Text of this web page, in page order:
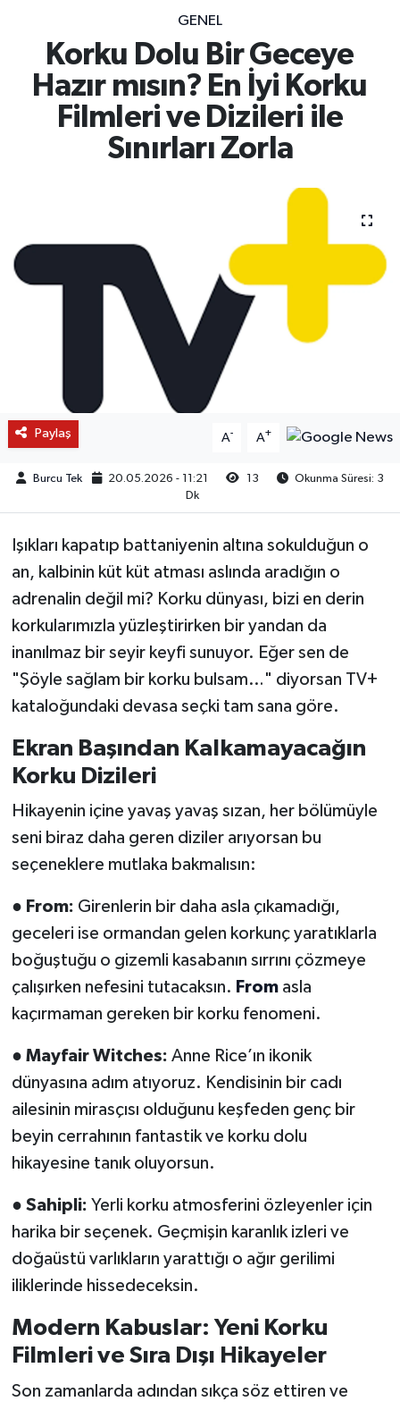
GENEL
Korku Dolu Bir Geceye
Hazır mısın? En İyi Korku
Filmleri ve Dizileri ile
Sınırları Zorla
Paylaş A- A+
Burcu Tek 20.05.2026 - 11:21 13
Okunma Süresi: 3
Dk
Işıkları kapatıp battaniyenin altına sokulduğun o
an, kalbinin küt küt atması aslında aradığın o
adrenalin değil mi? Korku dünyası, bizi en derin
korkularımızla yüzleştirirken bir yandan da
inanılmaz bir seyir keyfi sunuyor. Eğer sen de
"Şöyle sağlam bir korku bulsam…" diyorsan TV+
kataloğundaki devasa seçki tam sana göre.
Ekran Başından Kalkamayacağın
Korku Dizileri
Hikayenin içine yavaş yavaş sızan, her bölümüyle
seni biraz daha geren diziler arıyorsan bu
seçeneklere mutlaka bakmalısın:
● From: Girenlerin bir daha asla çıkamadığı,
geceleri ise ormandan gelen korkunç yaratıklarla
boğuştuğu o gizemli kasabanın sırrını çözmeye
çalışırken nefesini tutacaksın. Fromasla
kaçırmaman gereken bir korku fenomeni.
● Mayfair Witches: Anne Rice’ın ikonik
dünyasına adım atıyoruz. Kendisinin bir cadı
ailesinin mirasçısı olduğunu keşfeden genç bir
beyin cerrahının fantastik ve korku dolu
hikayesine tanık oluyorsun.
● Sahipli: Yerli korku atmosferini özleyenler için
harika bir seçenek. Geçmişin karanlık izleri ve
doğaüstü varlıkların yarattığı o ağır gerilimi
iliklerinde hissedeceksin.
Modern Kabuslar: Yeni Korku
Filmleri ve Sıra Dışı Hikayeler
Son zamanlarda adından sıkça söz ettiren ve